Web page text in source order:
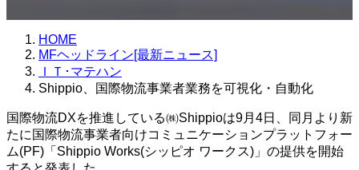
HOME
MFヘッドライン[最新ニュース]
ＩＴ･マテハン
Shippio、国際物流事業者業務を可視化・自動化
国際物流DXを推進している㈱Shippioは9月4日、同月より新
たに国際物流事業者向けコミュニケーションプラットフォー
ム(PF)「Shippio Works(シッピオ ワークス)」の提供を開始